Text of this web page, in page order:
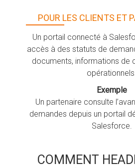
POUR LES CLIENTS ET
Un portail connecté à
accès à des statuts de
documents, informations de
Exemple
Un partenaire consulte
demandes depuis un portail
Salesforce.
COMMENT